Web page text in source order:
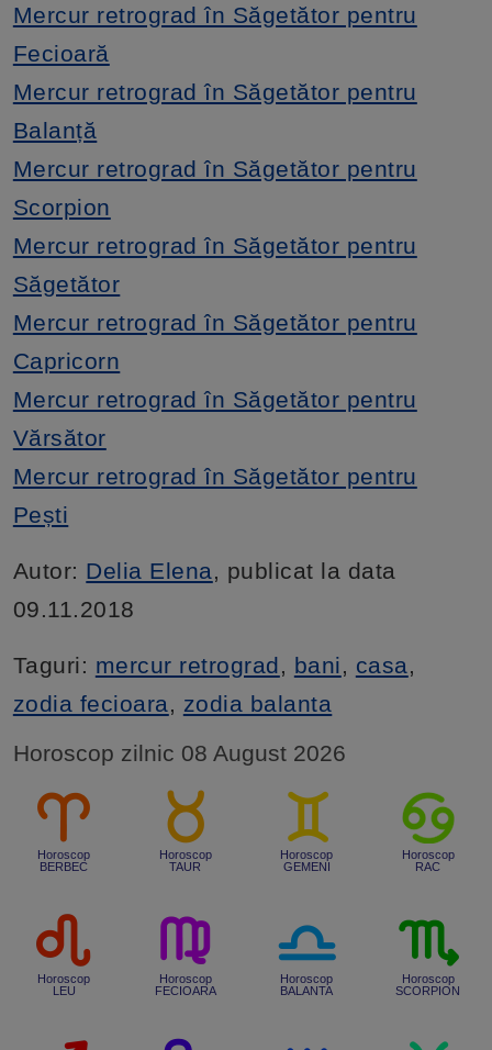
Mercur retrograd în Săgetător pentru
Fecioară
Mercur retrograd în Săgetător pentru
Balanță
Mercur retrograd în Săgetător pentru
Scorpion
Mercur retrograd în Săgetător pentru
Săgetător
Mercur retrograd în Săgetător pentru
Capricorn
Mercur retrograd în Săgetător pentru
Vărsător
Mercur retrograd în Săgetător pentru
Pești
Autor: Delia Elena, publicat la data
09.11.2018
Taguri: mercur retrograd, bani, casa,
zodia fecioara, zodia balanta
Horoscop zilnic 08 August 2026
Horoscop
BERBEC
Horoscop
TAUR
Horoscop
GEMENI
Horoscop
RAC
Horoscop
LEU
Horoscop
FECIOARA
Horoscop
BALANTA
Horoscop
SCORPION